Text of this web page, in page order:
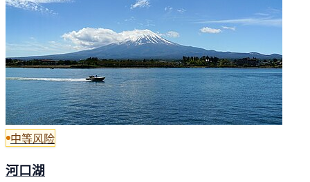
中等风险
河口湖